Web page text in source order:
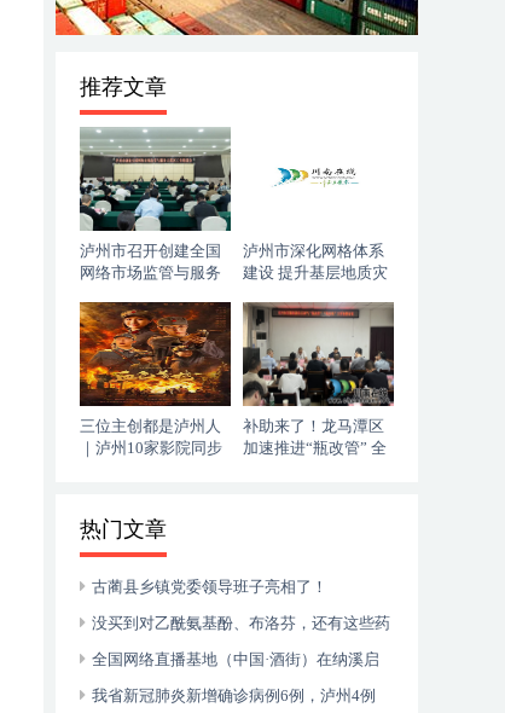
推荐文章
泸州市召开创建全国
网络市场监管与服务
泸州市深化网格体系
建设 提升基层地质灾
三位主创都是泸州人
｜泸州10家影院同步
补助来了！龙马潭区
加速推进“瓶改管” 全
热门文章
古蔺县乡镇党委领导班子亮相了！
没买到对乙酰氨基酚、布洛芬，还有这些药
可以临时替代
全国网络直播基地（中国·酒街）在纳溪启
动运行
我省新冠肺炎新增确诊病例6例，泸州4例